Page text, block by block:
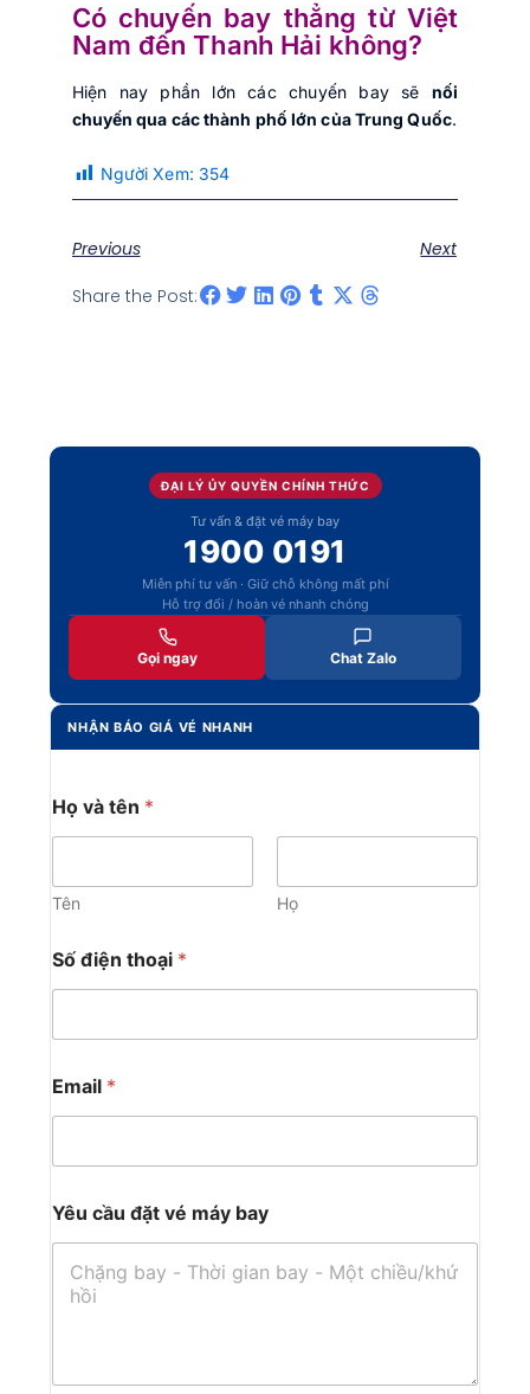
Có chuyến bay thẳng từ Việt
Nam đến Thanh Hải không?
Hiện nay phần lớn các chuyến bay sẽnối
chuyến qua các thành phố lớn của Trung Quốc.
Người Xem: 354
Previous Next
Share the Post:
ĐẠI LÝ ỦY QUYỀN CHÍNH THỨC
Tư vấn & đặt vé máy bay
1900 0191
Miễn phí tư vấn · Giữ chỗ không mất phí
Hỗ trợ đổi / hoàn vé nhanh chóng
Gọi ngay Chat Zalo
NHẬN BÁO GIÁ VÉ NHANH
Họ và tên *
Tên Họ
Số điện thoại *
Email *
Yêu cầu đặt vé máy bay